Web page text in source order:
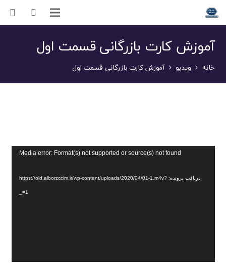
آموزش کارت بازرگانی قسمت اول
خانه ویدیو آموزش کارت بازرگانی قسمت اول
Media error: Format(s) not supported or source(s) not found
دریافت پرونده: https://old.alborzccim.ir/wp-content/uploads/2020/04/01-1.m4v?
_=1